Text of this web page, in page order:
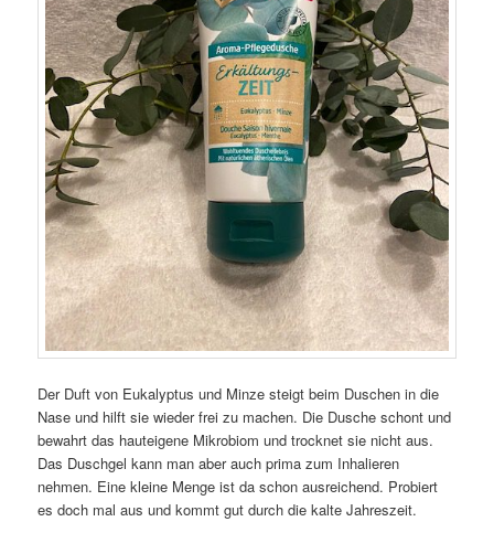
Der Duft von Eukalyptus und Minze steigt beim Duschen in die
Nase und hilft sie wieder frei zu machen. Die Dusche schont und
bewahrt das hauteigene Mikrobiom und trocknet sie nicht aus.
Das Duschgel kann man aber auch prima zum Inhalieren
nehmen. Eine kleine Menge ist da schon ausreichend. Probiert
es doch mal aus und kommt gut durch die kalte Jahreszeit.